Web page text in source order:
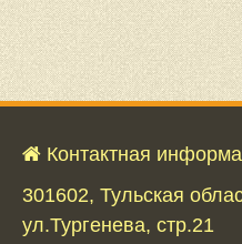
Контактная
301602, Тульская
ул.Тургенева, стр.21